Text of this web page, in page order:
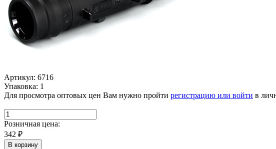
Артикул: 6716
Упаковка: 1
Для просмотра оптовых цен Вам нужно пройти регистрацию или войти в
Розничная цена:
342 ₽
В корзину